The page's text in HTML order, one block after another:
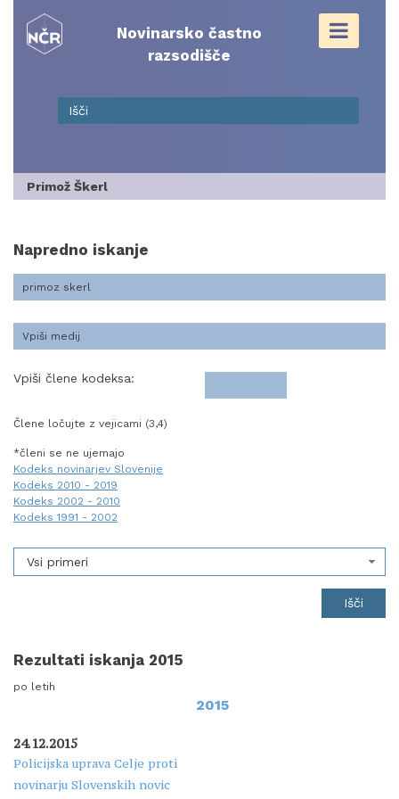
content
Novinarsko častno
razsodišče
Primož Škerl
Napredno iskanje
Vpiši člene kodeksa:
Člene ločujte z vejicami (3,4)
*členi se ne ujemajo
Kodeks novinarjev Slovenije
Kodeks 2010 - 2019
Kodeks 2002 - 2010
Kodeks 1991 - 2002
Vsi primeri
Rezultati iskanja 2015
po letih
2015
24.12.2015
Policijska uprava Celje proti
novinarju Slovenskih novic